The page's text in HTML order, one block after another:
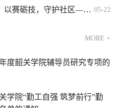
05-22
老师在首届教职工消防技能比赛中斩获多项佳绩
MORE +
度韶关学院辅导员研究专项的
学院“勤工自强 筑梦前行”勤